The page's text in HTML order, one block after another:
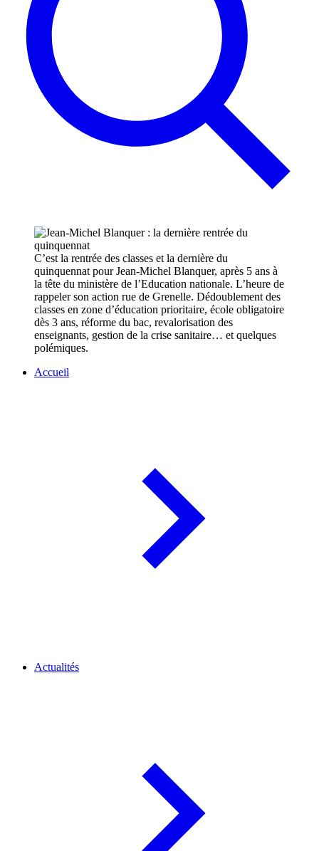
C’est la rentrée des classes et la dernière du
quinquennat pour Jean-Michel Blanquer, après 5 ans à
la tête du ministère de l’Education nationale. L’heure de
rappeler son action rue de Grenelle. Dédoublement des
classes en zone d’éducation prioritaire, école obligatoire
dès 3 ans, réforme du bac, revalorisation des
enseignants, gestion de la crise sanitaire… et quelques
polémiques.
Accueil
Actualités